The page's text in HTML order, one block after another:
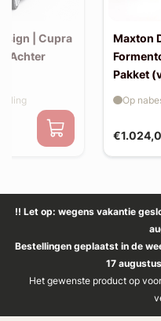
| Cupra
| Achter
Maxton
Pakket
Op
!! Let op: wegens vakantie
Bestellingen geplaatst in de
17
Het gewenste product op